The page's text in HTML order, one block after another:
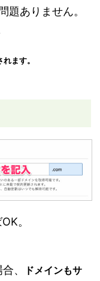
題ありません。
ます。
。
、
ドメインもサ